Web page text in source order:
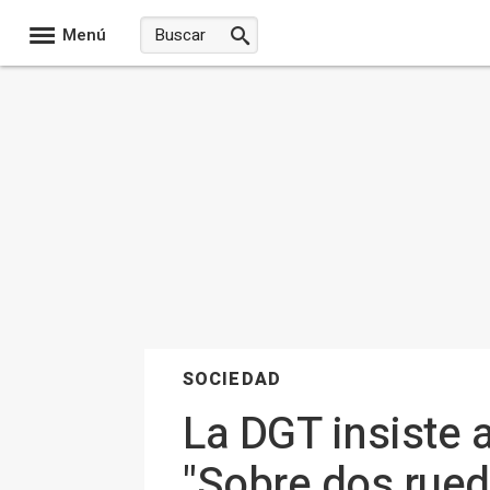
Menú
SOCIEDAD
La DGT